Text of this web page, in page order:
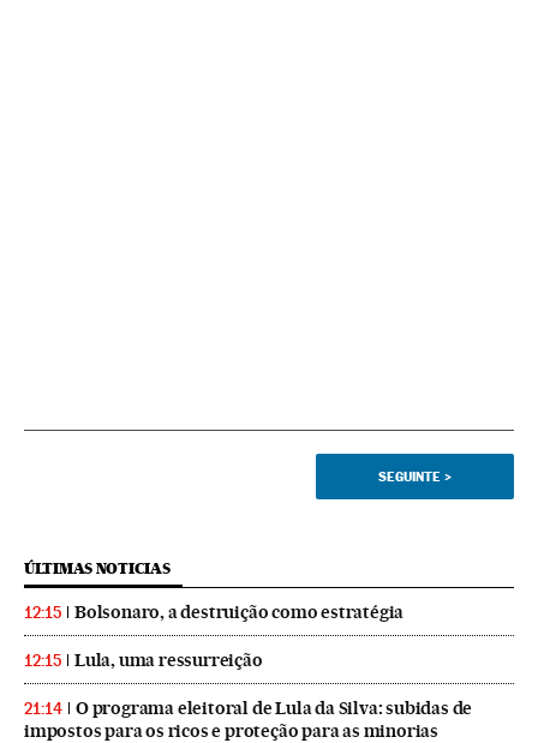
SEGUINTE >
ÚLTIMAS NOTICIAS
12:15 Bolsonaro, a destruição como estratégia
12:15 Lula, uma ressurreição
21:14
O programa eleitoral de Lula da Silva: subidas de
impostos para os ricos e proteção para as minorias